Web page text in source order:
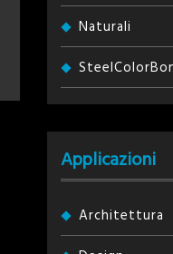
Naturali
Applicazioni
Architettura